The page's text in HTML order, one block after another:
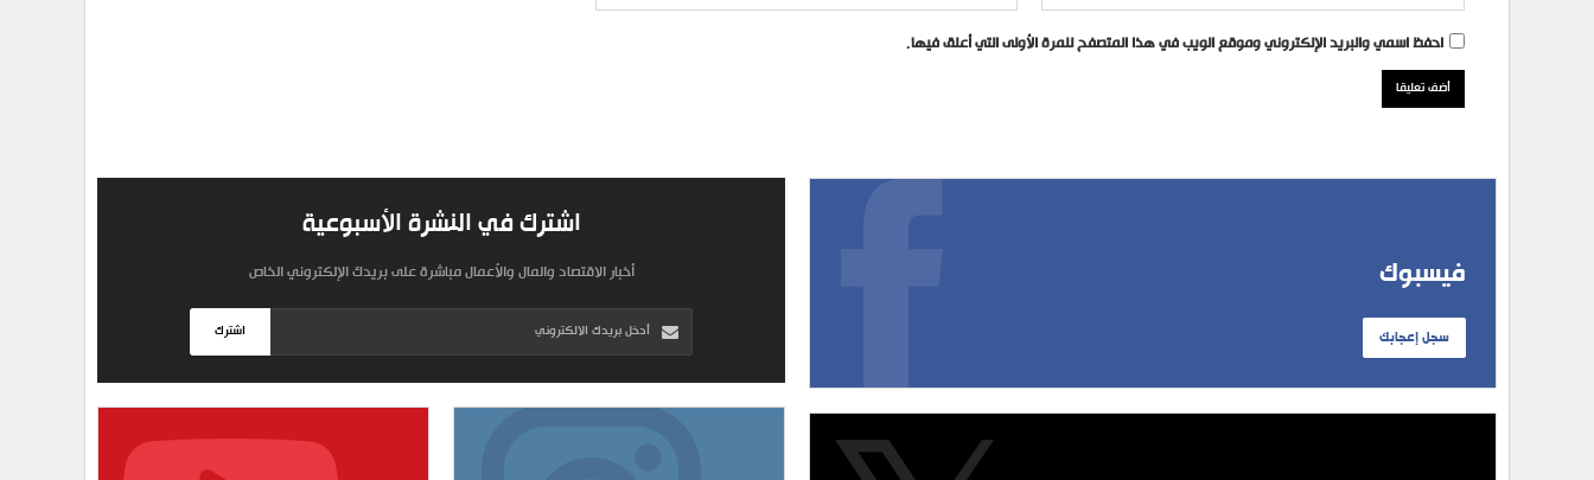
احفظ اسمي والبريد الإلكتروني وموقع الويب في هذا المتصفح للمرة الأولى التي أعلق فيها.
فيسبوك
سجل إعجابك
اشترك في النشرة الأسبوعية
أخبار الاقتصاد والمال والأعمال مباشرة على بريدك الإلكتروني الخاص
اشترك